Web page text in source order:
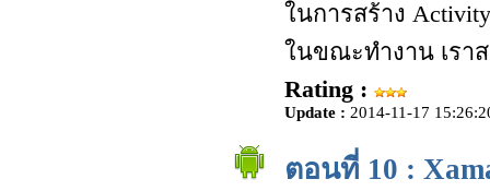
ในการสร้าง
ในขณะทำงาน เรา
Rating :
Update : 2014-11-17
ตอนที่ 10 :